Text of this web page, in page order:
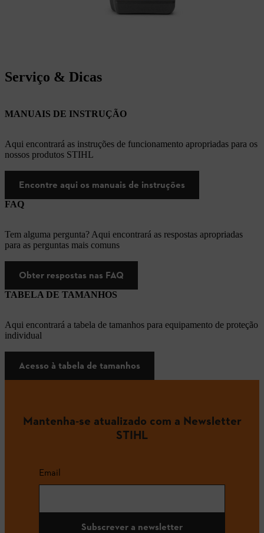
Serviço & Dicas
MANUAIS DE INSTRUÇÃO
Aqui encontrará as instruções de funcionamento apropriadas para os
nossos produtos STIHL
Encontre aqui os manuais de instruções
FAQ
Tem alguma pergunta? Aqui encontrará as respostas apropriadas
para as perguntas mais comuns
Obter respostas nas FAQ
TABELA DE TAMANHOS
Aqui encontrará a tabela de tamanhos para equipamento de proteção
individual
Acesso à tabela de tamanhos
Mantenha-se atualizado com a Newsletter
STIHL
Email
Subscrever a newsletter